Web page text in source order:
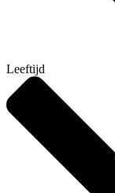
Leeftijd